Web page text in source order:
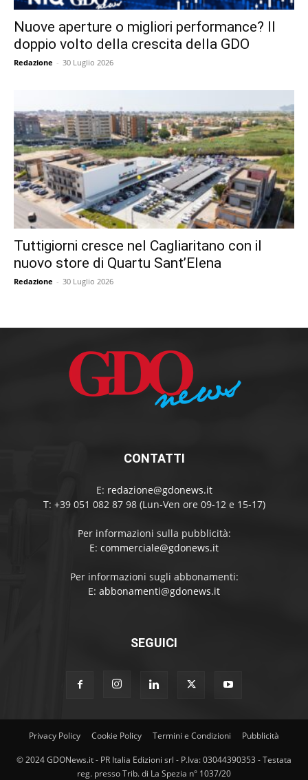
Nuove aperture o migliori performance? Il
doppio volto della crescita della GDO
Redazione - 30 Luglio 2026
Tuttigiorni cresce nel Cagliaritano con il
nuovo store di Quartu Sant’Elena
Redazione - 30 Luglio 2026
CONTATTI
E: redazione@gdonews.it
T: +39 051 082 87 98 (Lun-Ven ore 09-12 e 15-17)
Per informazioni sulla pubblicità:
E: commerciale@gdonews.it
Per informazioni sugli abbonamenti:
E: abbonamenti@gdonews.it
SEGUICI
Privacy Policy Cookie Policy Termini e Condizioni Pubblicità
© 2024 GDONews.it - PR Italia Edizioni srl - P.Iva: 03044390353 - Testata
reg. presso Trib. di La Spezia n° 1037/20